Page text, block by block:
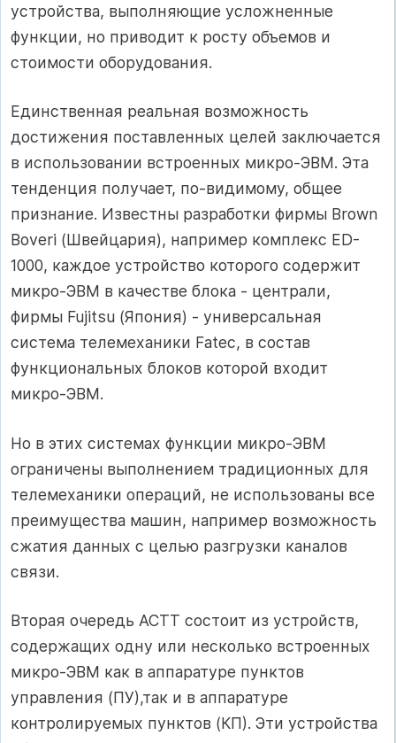
устройства, выполняющие усложненные
функции, но приводит к росту объемов и
стоимости оборудования.
Единственная реальная возможность
достижения поставленных целей заключается
в использовании встроенных микро-ЭВМ. Эта
тенденция получает, по-видимому, общее
признание. Известны разработки фирмы Brown
Boveri (Швейцария), например комплекс ED-
1000, каждое устройство которого содержит
микро-ЭВМ в качестве блока - централи,
фирмы Fujitsu (Япония) - универсальная
система телемеханики Fatec, в состав
функциональных блоков которой входит
микро-ЭВМ.
Но в этих системах функции микро-ЭВМ
ограничены выполнением традиционных для
телемеханики операций, не использованы все
преимущества машин, например возможность
сжатия данных с целью разгрузки каналов
связи.
Вторая очередь АСТТ состоит из устройств,
содержащих одну или несколько встроенных
микро-ЭВМ как в аппаратуре пунктов
управления (ПУ),так и в аппаратуре
контролируемых пунктов (КП). Эти устройства